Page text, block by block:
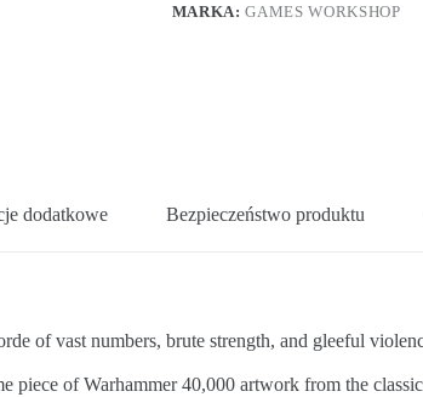
MARKA:GAMES WORKSHOP
dodatkowe Bezpieczeństwo produktu
of vast numbers, brute strength, and gleeful
piece of Warhammer 40,000 artwork from the classic